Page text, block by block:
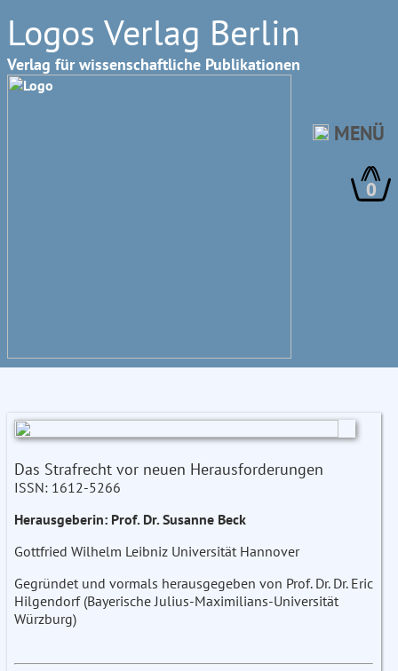
Logos Verlag Berlin
Verlag für wissenschaftliche Publikationen
0
MENÜ
Das Strafrecht vor neuen Herausforderungen
ISSN: 1612-5266
Herausgeberin: Prof. Dr. Susanne Beck
Gottfried Wilhelm Leibniz Universität Hannover
Gegründet und vormals herausgegeben von Prof. Dr. Dr. Eric
Hilgendorf (Bayerische Julius-Maximilians-Universität
Würzburg)